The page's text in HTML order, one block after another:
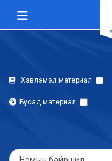
Хэвлэмэл материал
Бусад материал